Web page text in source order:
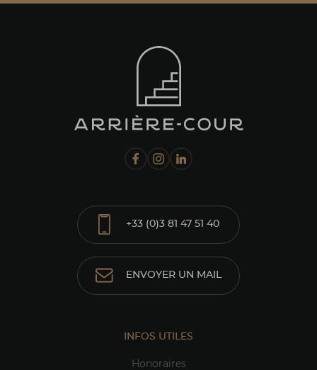
+33 (0)3 81 47 51 40
ENVOYER UN MAIL
INFOS UTILES
Honoraires